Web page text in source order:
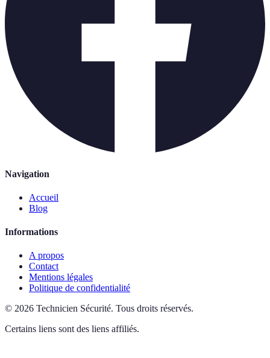
Navigation
Accueil
Blog
Informations
A propos
Contact
Mentions légales
Politique de confidentialité
© 2026 Technicien Sécurité. Tous droits réservés.
Certains liens sont des liens affiliés.